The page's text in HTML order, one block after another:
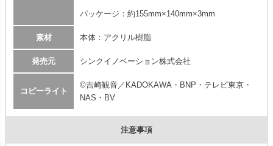
パッケージ：約155mm×140mm×3mm
素材 本体：アクリル樹脂
発売元 シンクイノベーション株式会社
コピーライト
©吉崎観音／KADOKAWA・BNP・テレビ東京・
NAS・BV
注意事項